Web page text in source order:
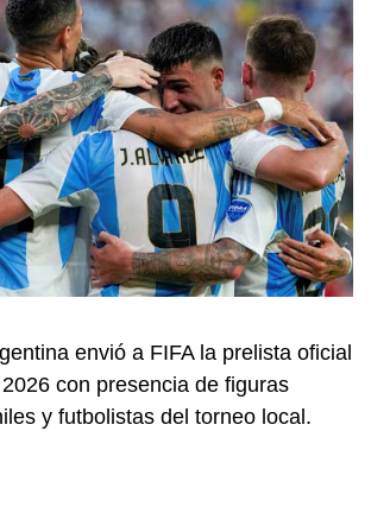
envió a FIFA la prelista oficial
con presencia de figuras
y futbolistas del torneo local.